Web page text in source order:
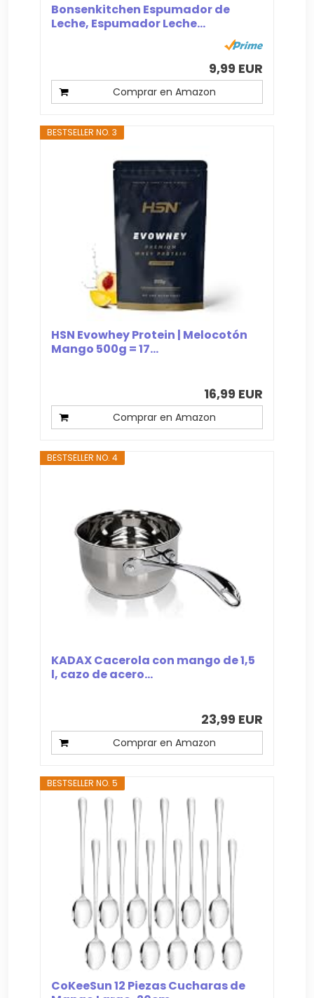
Bonsenkitchen Espumador de
Leche, Espumador Leche...
9,99 EUR
Comprar en Amazon
BESTSELLER NO. 3
HSN Evowhey Protein | Melocotón
Mango 500g = 17...
16,99 EUR
Comprar en Amazon
BESTSELLER NO. 4
KADAX Cacerola con mango de 1,5
l, cazo de acero...
23,99 EUR
Comprar en Amazon
BESTSELLER NO. 5
CoKeeSun 12 Piezas Cucharas de